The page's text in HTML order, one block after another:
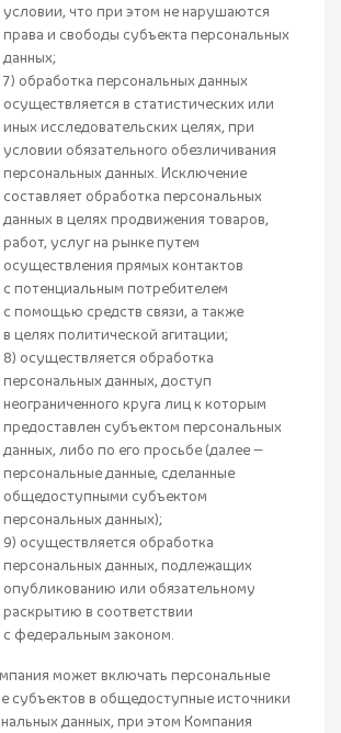
условии, что при этом не нарушаются
права и свободы субъекта персональных
данных;
7) обработка персональных данных
осуществляется в статистических или
иных исследовательских целях, при
условии обязательного обезличивания
персональных данных. Исключение
составляет обработка персональных
данных в целях продвижения товаров,
работ, услуг на рынке путем
осуществления прямых контактов
с потенциальным потребителем
с помощью средств связи, а также
в целях политической агитации;
8) осуществляется обработка
персональных данных, доступ
неограниченного круга лиц к которым
предоставлен субъектом персональных
данных, либо по его просьбе (далее —
персональные данные, сделанные
общедоступными субъектом
персональных данных);
9) осуществляется обработка
персональных данных, подлежащих
опубликованию или обязательному
раскрытию в соответствии
с федеральным законом.
может включать персональные
субъектов в общедоступные источники
данных, при этом Компания